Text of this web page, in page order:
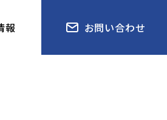
報 お問い合わせ